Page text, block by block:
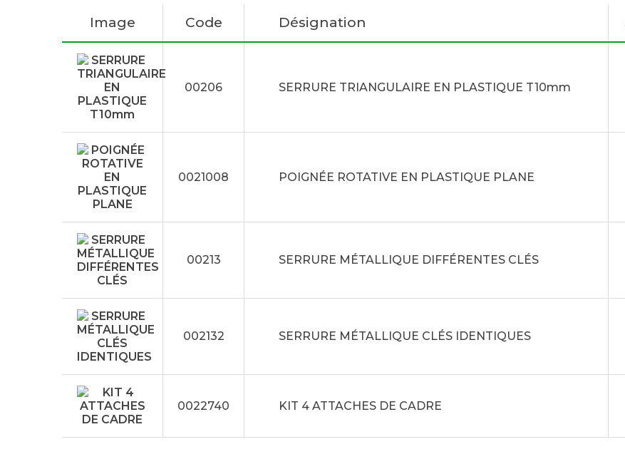
Image Code Désignation
00206 SERRURE TRIANGULAIRE EN PLASTIQUE T10mm
0021008 POIGNÉE ROTATIVE EN PLASTIQUE PLANE
00213 SERRURE MÉTALLIQUE DIFFÉRENTES CLÉS
002132 SERRURE MÉTALLIQUE CLÉS IDENTIQUES
0022740 KIT 4 ATTACHES DE CADRE